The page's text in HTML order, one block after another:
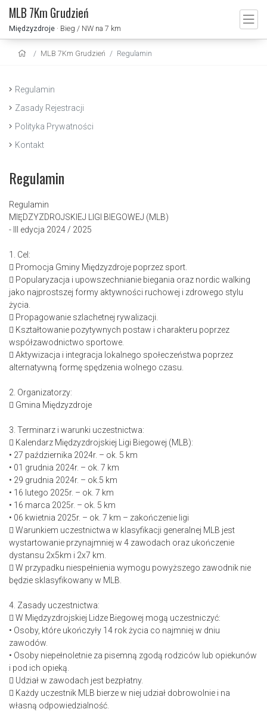
MLB 7Km Grudzień
Międzyzdroje · Bieg / NW na 7 km
MLB 7Km Grudzień Regulamin
Regulamin
Zasady Rejestracji
Polityka Prywatności
Kontakt
Regulamin
Regulamin
MIĘDZYZDROJSKIEJ LIGI BIEGOWEJ (MLB)
- III edycja 2024 / 2025
1. Cel:
 Promocja Gminy Międzyzdroje poprzez sport.
 Popularyzacja i upowszechnianie biegania oraz nordic walking
jako najprostszej formy aktywności ruchowej i zdrowego stylu
życia.
 Propagowanie szlachetnej rywalizacji.
 Kształtowanie pozytywnych postaw i charakteru poprzez
współzawodnictwo sportowe.
 Aktywizacja i integracja lokalnego społeczeństwa poprzez
alternatywną formę spędzenia wolnego czasu.
2. Organizatorzy:
 Gmina Międzyzdroje
3. Terminarz i warunki uczestnictwa:
 Kalendarz Międzyzdrojskiej Ligi Biegowej (MLB):
• 27 października 2024r. – ok. 5 km
• 01 grudnia 2024r. – ok. 7 km
• 29 grudnia 2024r. – ok.5 km
• 16 lutego 2025r. – ok. 7 km
• 16 marca 2025r. – ok. 5 km
• 06 kwietnia 2025r. – ok. 7 km – zakończenie ligi
 Warunkiem uczestnictwa w klasyfikacji generalnej MLB jest
wystartowanie przynajmniej w 4 zawodach oraz ukończenie
dystansu 2x5km i 2x7 km.
 W przypadku niespełnienia wymogu powyższego zawodnik nie
będzie sklasyfikowany w MLB.
4. Zasady uczestnictwa:
 W Międzyzdrojskiej Lidze Biegowej mogą uczestniczyć:
• Osoby, które ukończyły 14 rok życia co najmniej w dniu
zawodów.
• Osoby niepełnoletnie za pisemną zgodą rodziców lub opiekunów
i pod ich opieką.
 Udział w zawodach jest bezpłatny.
 Każdy uczestnik MLB bierze w niej udział dobrowolnie i na
własną odpowiedzialność.